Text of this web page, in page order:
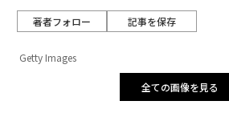
著者フォロー 記事を保存
Getty Images
全ての画像を見る